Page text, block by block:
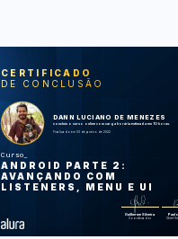
CERTIFICADO
DE CONCLUSÃO
DANN LUCIANO DE MENEZES
concluiu o curso online com carga horária estimada em 10 horas.
Finalizado em 03 de janeiro de 2022
Curso
ANDROID PARTE 2:
AVANÇANDO COM
LISTENERS, MENU E UI
Guilherme Silveira
Coordenador Chief
Carregando
Editando
Aplicando
Melhorando